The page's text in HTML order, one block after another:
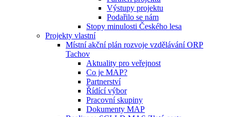
Výstupy projektu
Podařilo se nám
Stopy minulosti Českého lesa
Projekty vlastní
Místní akční plán rozvoje vzdělávání ORP
Tachov
Aktuality pro veřejnost
Co je MAP?
Partnerství
Řídící výbor
Pracovní skupiny
Dokumenty MAP